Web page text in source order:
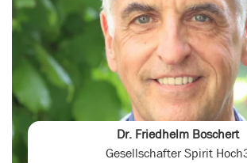
Dr. Friedhelm Boschert
Gesellschafter Spirit